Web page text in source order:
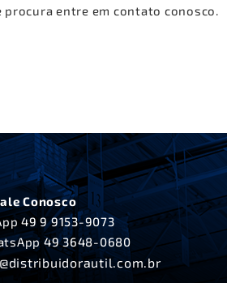
procura entre em contato conosco.
Conosco
49 9 9153-9073
49 3648-0680